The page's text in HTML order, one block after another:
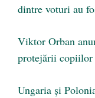
dintre voturi au
Viktor Orban
protejării copiilor
Ungaria și